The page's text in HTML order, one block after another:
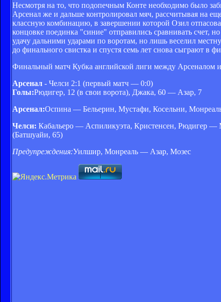
Несмотря на то, что подопечным Конте необходимо было
Арсенал же и дальше контролировал мяч, рассчитывая на
классную комбинацию, в завершении которой Озил
концовке поединка "синие" отправились сравнивать счет,
удачу дальними ударами по воротам, но лишь веселил
до финального свистка и спустя семь лет снова сыграют в
Финальный матч Кубка английской лиги между Арсеналом
Арсенал - Челси 2:1 (первый матч — 0:0)
Голы:Рюдигер, 12 (в свои ворота), Джака, 60 — Азар, 7
Арсенал:Оспина — Бельерин, Мустафи, Косельни,
Челси: Кабальеро — Аспиликуэта, Кристенсен, Рюдигер —
(Батшуайи, 65)
Предупреждения:Уилшир, Монреаль — Азар, Мозес